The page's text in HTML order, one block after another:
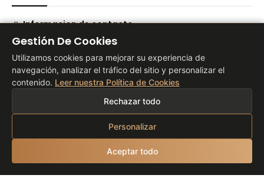
Informacion de contacto
® 2026 Vita Tienda Europa Co, S.L
Gestión De Cookies
Utilizamos cookies para mejorar su experiencia de
navegación, analizar el tráfico del sitio y personalizar el
contenido. Leer nuestra Política de Cookies
Rechazar todo
Personalizar
Aceptar todo